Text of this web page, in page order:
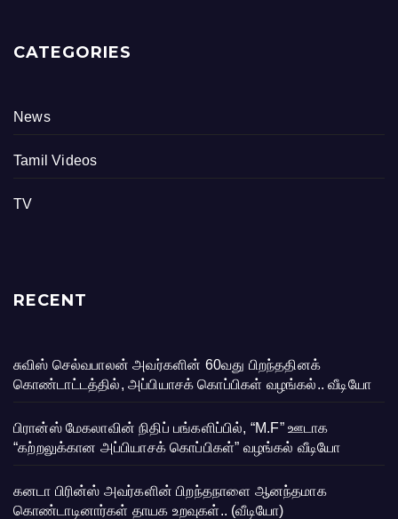
CATEGORIES
News
Tamil Videos
TV
RECENT
சுவிஸ் செல்வபாலன் அவர்களின் 60வது பிறந்ததினக்
கொண்டாட்டத்தில், அப்பியாசக் கொப்பிகள் வழங்கல்.. வீடியோ
பிரான்ஸ் மேகலாவின் நிதிப் பங்களிப்பில், “M.F” ஊடாக
“கற்றலுக்கான அப்பியாசக் கொப்பிகள்” வழங்கல் வீடியோ
கனடா பிரின்ஸ் அவர்களின் பிறந்தநாளை ஆனந்தமாக
கொண்டாடினார்கள் தாயக உறவுகள்.. (வீடியோ)